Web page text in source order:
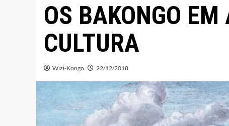
OS BAKONGO
CULTURA
Wizi-Kongo 22/12/2018